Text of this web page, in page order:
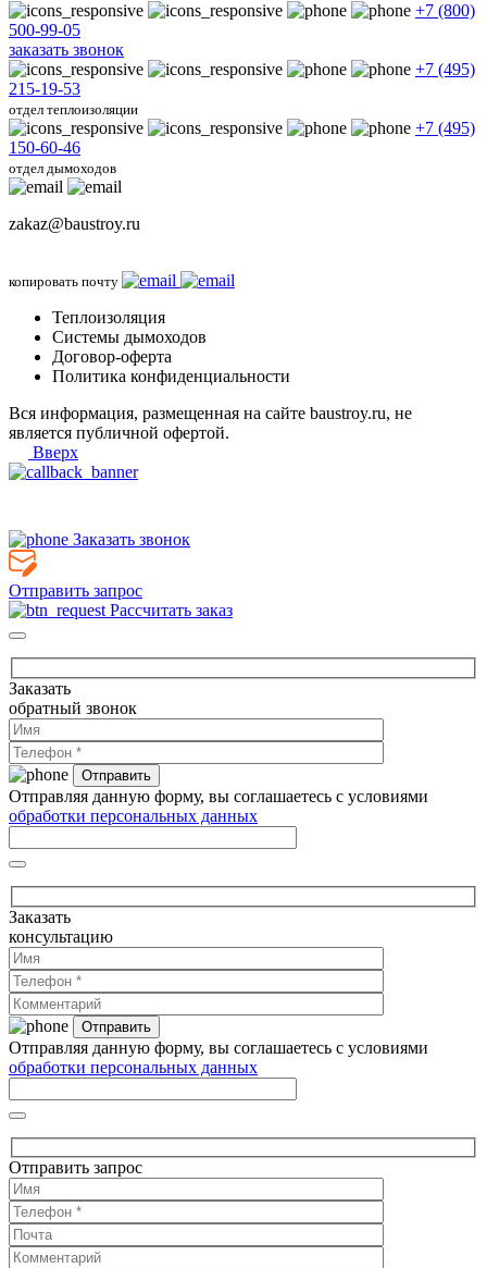
+7 (800)
500-99-05
заказать звонок
+7 (495)
215-19-53
отдел теплоизоляции
+7 (495)
150-60-46
отдел дымоходов
zakaz@baustroy.ru
копировать почту
Теплоизоляция
Системы дымоходов
Договор-оферта
Политика конфиденциальности
Вся информация, размещенная на сайте baustroy.ru, не
является публичной офертой.
Вверх
Заказать звонок
Отправить запрос
Рассчитать заказ
Заказать
обратный звонок
Отправляя данную форму, вы соглашаетесь с условиями
обработки персональных данных
Заказать
консультацию
Отправляя данную форму, вы соглашаетесь с условиями
обработки персональных данных
Отправить запрос